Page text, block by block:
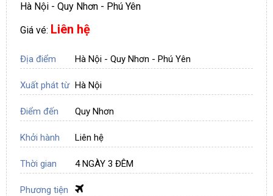
Hà Nội - Quy Nhơn - Phú Yên
Giá vé: Liên hệ
Địa điểm Hà Nội - Quy Nhơn - Phú Yên
Xuất phát từ Hà Nội
Điểm đến Quy Nhơn
Khởi hành Liên hệ
Thời gian 4 NGÀY 3 ĐÊM
Phương tiện